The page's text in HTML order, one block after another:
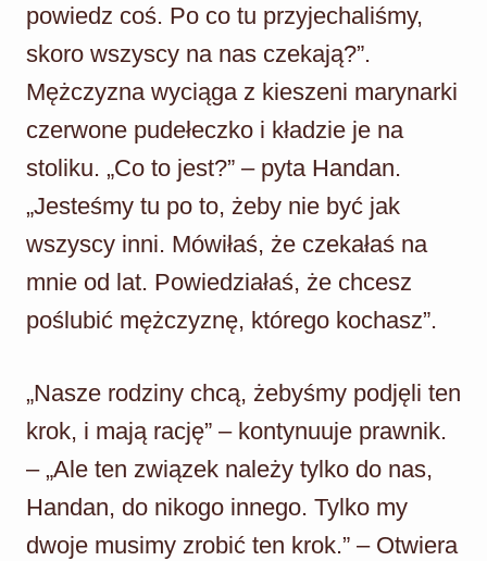
powiedz coś. Po co tu przyjechaliśmy,
skoro wszyscy na nas czekają?”.
Mężczyzna wyciąga z kieszeni marynarki
czerwone pudełeczko i kładzie je na
stoliku. „Co to jest?” – pyta Handan.
„Jesteśmy tu po to, żeby nie być jak
wszyscy inni. Mówiłaś, że czekałaś na
mnie od lat. Powiedziałaś, że chcesz
poślubić mężczyznę, którego kochasz”.
„Nasze rodziny chcą, żebyśmy podjęli ten
krok, i mają rację” – kontynuuje prawnik.
– „Ale ten związek należy tylko do nas,
Handan, do nikogo innego. Tylko my
dwoje musimy zrobić ten krok.” – Otwiera